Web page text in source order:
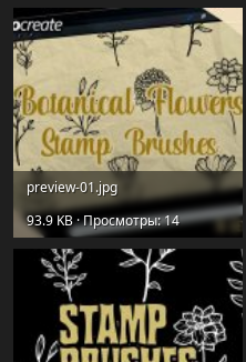
preview-01.jpg
93.9 KB · Просмотры: 14